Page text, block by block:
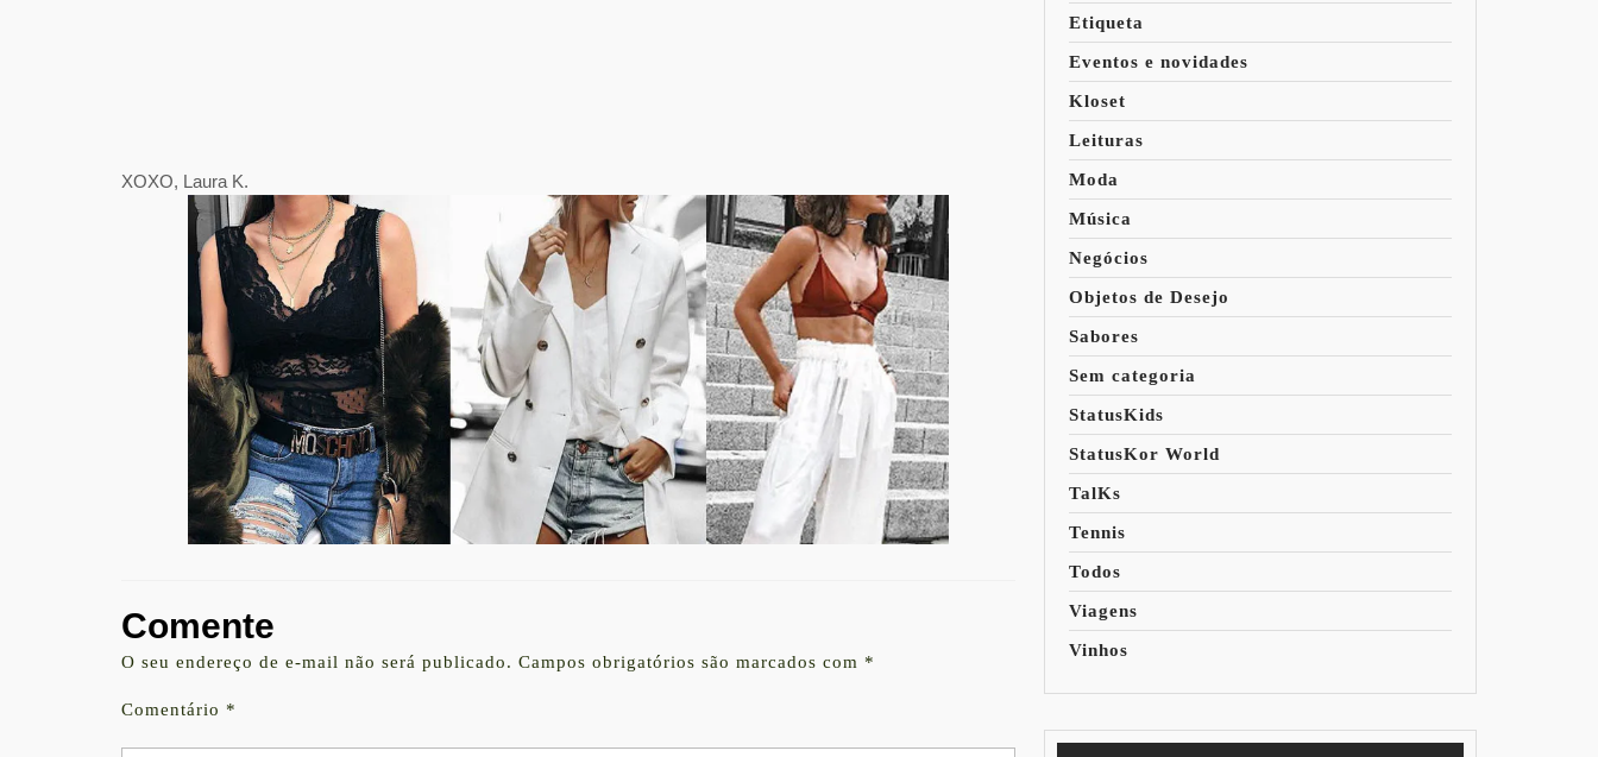
XOXO, Laura K.
Comente
O seu endereço de e-mail não será publicado. Campos obrigatórios são marcados com *
Comentário *
Etiqueta
Eventos e novidades
Kloset
Leituras
Moda
Música
Negócios
Objetos de Desejo
Sabores
Sem categoria
StatusKids
StatusKor World
TalKs
Tennis
Todos
Viagens
Vinhos